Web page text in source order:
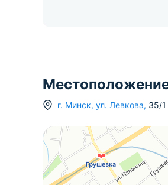
г. Минск, ул. Левкова, 35/1